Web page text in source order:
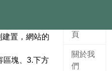
置，網站的
區塊、3.下方
頁
關於我
們